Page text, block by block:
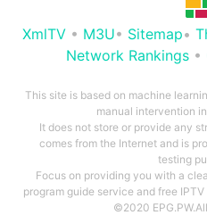
XmlTV • M3U• Sitemap•
Network Rankings•
This site is based on machine
manual intervention
It does not store or provide any
comes from the Internet and is
testing
Focus on providing you with a
program guide service and free
©2020